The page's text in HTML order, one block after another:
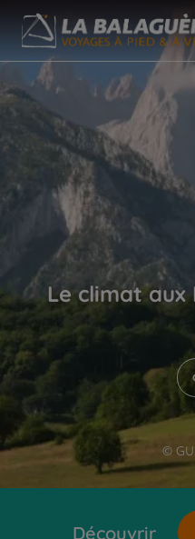
©
Le climat aux
Découvrir